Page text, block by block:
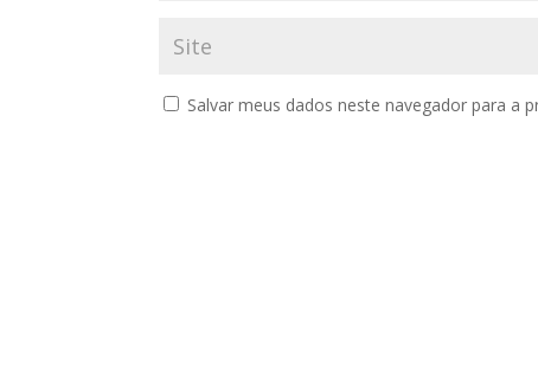
Salvar meus dados neste navegador para a